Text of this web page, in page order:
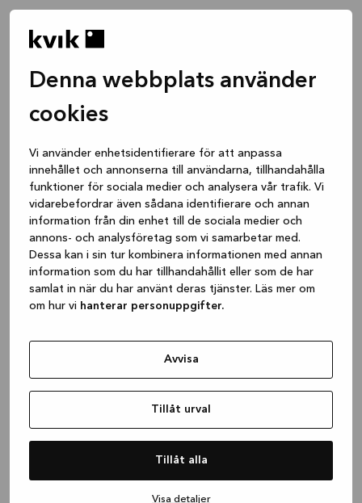
Denna webbplats använder
cookies
Vi använder enhetsidentifierare för att anpassa
innehållet och annonserna till användarna, tillhandahålla
funktioner för sociala medier och analysera vår trafik. Vi
vidarebefordrar även sådana identifierare och annan
information från din enhet till de sociala medier och
annons- och analysföretag som vi samarbetar med.
Dessa kan i sin tur kombinera informationen med annan
information som du har tillhandahållit eller som de har
samlat in när du har använt deras tjänster. Läs mer om
om hur vi hanterar personuppgifter.
Avvisa
Tillåt urval
Tillåt alla
Visa detaljer
(see the browser console for more
information).